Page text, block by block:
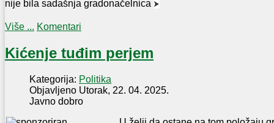
nije bila sadašnja gradonačelnica ⮞
Više ... Komentari
Kićenje tuđim perjem
Kategorija: Politika
Objavljeno Utorak, 22. 04. 2025.
Javno dobro